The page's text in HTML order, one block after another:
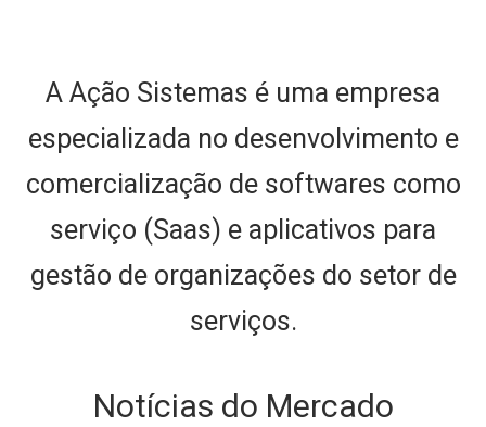
A Ação Sistemas é uma empresa
especializada no desenvolvimento e
comercialização de softwares como
serviço (Saas) e aplicativos para
gestão de organizações do setor de
serviços.
Notícias do Mercado